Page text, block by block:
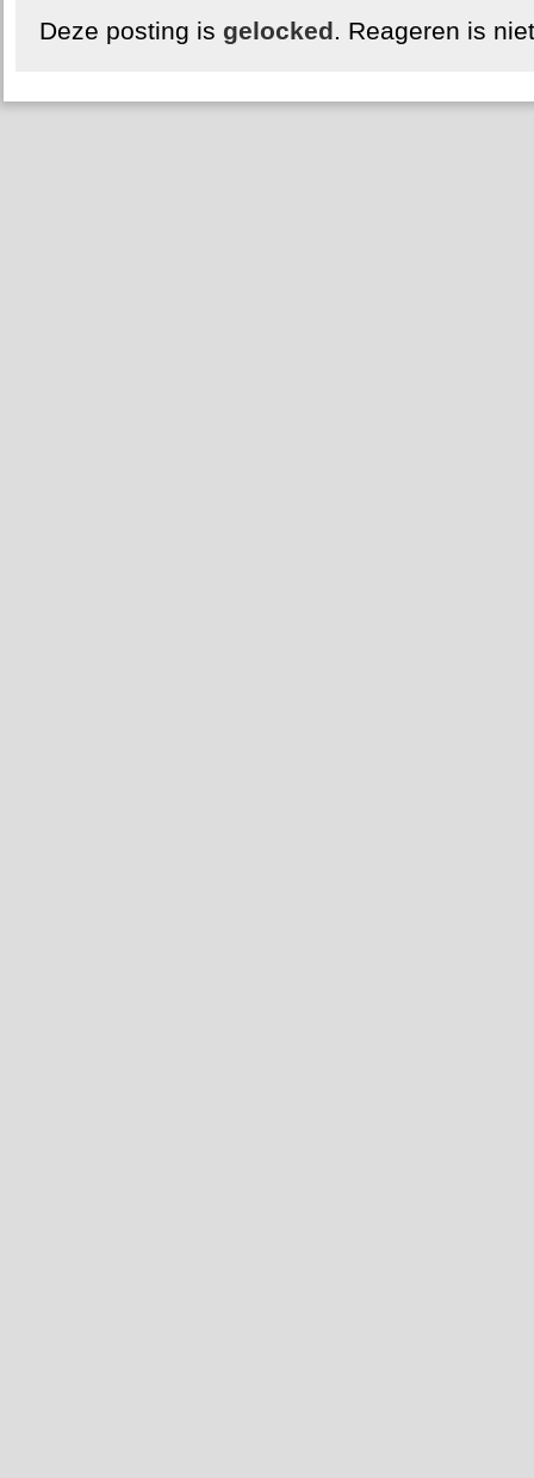
Deze posting is gelocked. Reageren is